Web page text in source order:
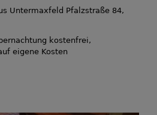
Untermaxfeld Pfalzstraße 84,
kostenfrei,
eigene Kosten